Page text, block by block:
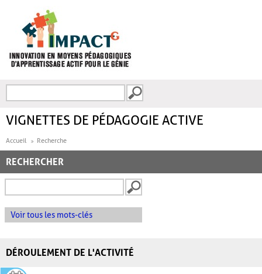
FORMULAIRE DE
VIGNETTES DE PÉDAGOGIE ACTIVE
Accueil Recherche
RECHERCHER
Voir tous les mots-clés
DÉROULEMENT DE L'ACTIVITÉ